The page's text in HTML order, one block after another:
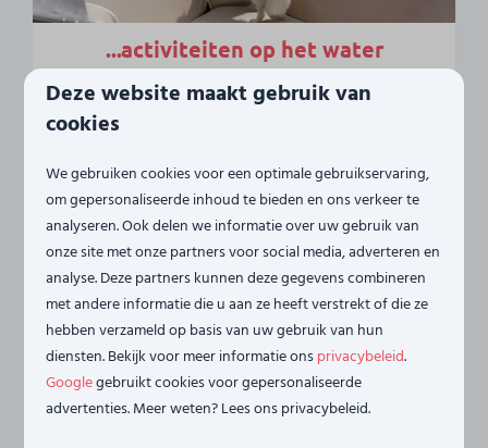
...activiteiten op het water
Voor een unieke natuurervaring kun je deelnemen
aan een zeehondensafari van Frisia Rondvaarten.
Annaland en bieden de kans om zeehonden en
mogelijk zelfs bruinvissen te spotten. De tochten
duren ongeveer twee uur en vijftien minuten en
bieden prachtig uitzicht op de langste brug van
Nederland. Daarnaast zijn er op Tholen diverse
andere watersportactiviteiten mogelijk, zoals
suppen, surfen en zeevissen. De Oosterschelde en
omliggende wateren bieden volop ruimte voor zowel
ontspanning als avontuur op het water .
Deze website maakt gebruik van
cookies
We gebruiken cookies voor een optimale gebruikservaring,
om gepersonaliseerde inhoud te bieden en ons verkeer te
analyseren. Ook delen we informatie over uw gebruik van
onze site met onze partners voor social media, adverteren en
analyse. Deze partners kunnen deze gegevens combineren
met andere informatie die u aan ze heeft verstrekt of die ze
hebben verzameld op basis van uw gebruik van hun
diensten. Bekijk voor meer informatie onsprivacybeleid.
Googlegebruikt cookies voor gepersonaliseerde
advertenties. Meer weten? Lees ons privacybeleid.